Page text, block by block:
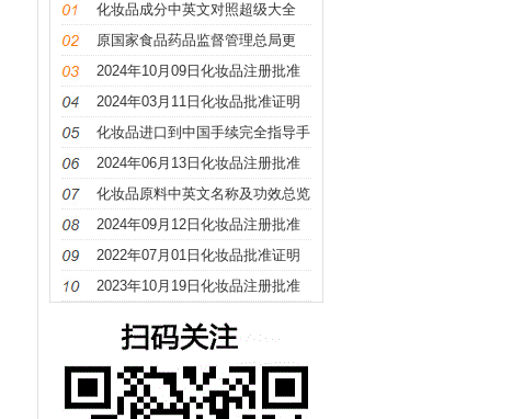
化妆品成分中英文对照超级大全
原国家食品药品监督管理总局更
名，“CFDA”变“NMPA”
2024年10月09日化妆品注册批准
证明文件送达信息
2024年03月11日化妆品批准证明
文件送达信息发布
化妆品进口到中国手续完全指导手
册
2024年06月13日化妆品注册批准
证明文件送达信息
化妆品原料中英文名称及功效总览
（S－Z）
2024年09月12日化妆品注册批准
证明文件送达信息
2022年07月01日化妆品批准证明
文件待领取信息发布
2023年10月19日化妆品注册批准